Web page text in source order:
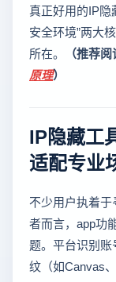
真正好用的IP隐
安全环境”两大
所在。
（推荐阅
原理）
IP隐藏工
适配专业
不少用户执着
者而言，app功
题。平台识别
纹（如Canvas